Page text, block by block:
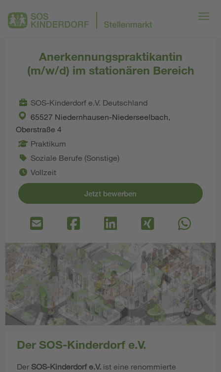
Anerkennungspraktikantin
(m/w/d) im stationären Bereich
SOS-Kinderdorf e.V. Deutschland
65527 Niedernhausen-Niederseelbach,
Oberstraße 4
Praktikum
Soziale Berufe (Sonstige)
Vollzeit
Jetzt bewerben
Der SOS-Kinderdorf e.V.
Der SOS-Kinderdorf e.V. ist eine renommierte